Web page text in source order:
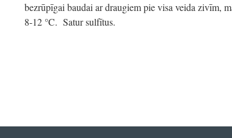
bezrūpīgai baudai ar draugiem pie visa veida zivīm,
8-12 °C. Satur sulfītus.